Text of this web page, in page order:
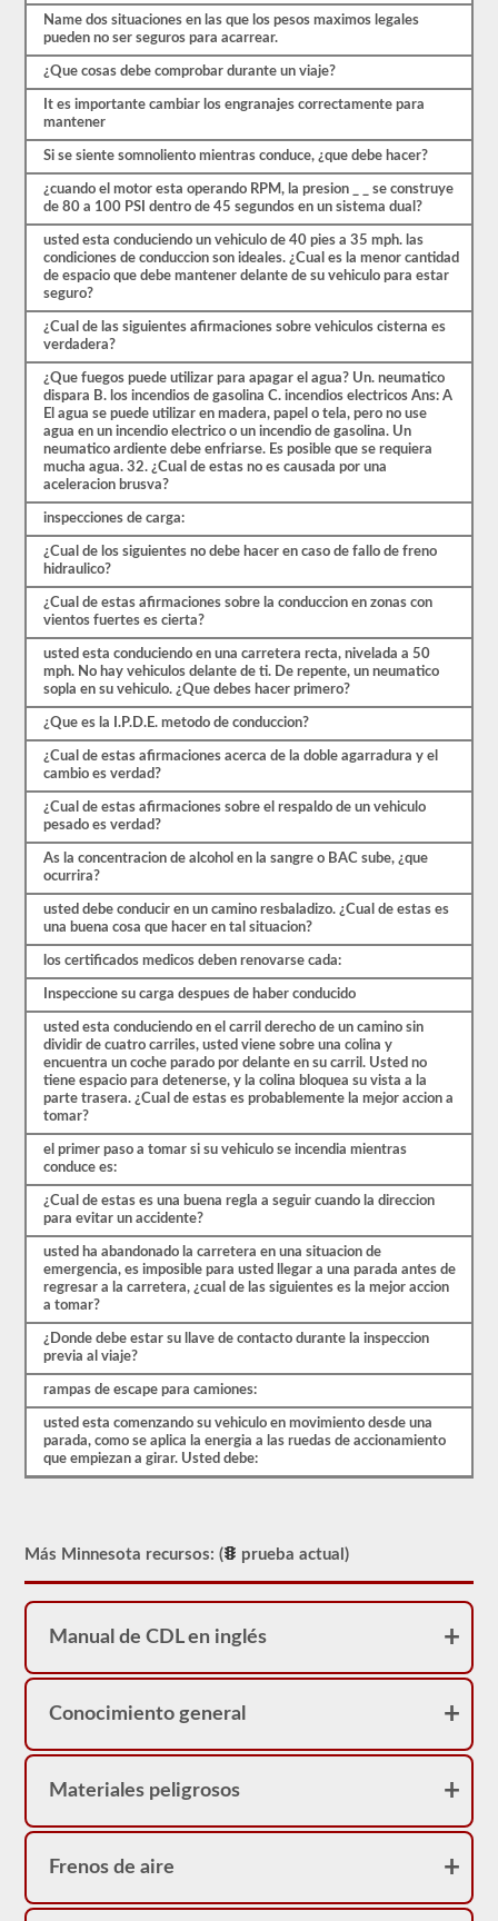
preguntas
con
que
encontrarás
y
hacen
que
pasar
sea
fácil.
Tenemos
400
preguntas
pertenecen
examen
Conocimiento
general
distribuidas
ocho
práctica
disponibles
forma
gratuita.
Asegúrate
de
realizar
todas
pruebas
tener
buen
conocimiento
material
antes
para
tomar
el
examen
real.
Name dos situaciones en las que los pesos maximos legales
pueden no ser seguros para acarrear.
¿Que cosas debe comprobar durante un viaje?
It es importante cambiar los engranajes correctamente para
mantener
Si se siente somnoliento mientras conduce, ¿que debe hacer?
¿cuando el motor esta operando RPM, la presion _ _ se construye
de 80 a 100 PSI dentro de 45 segundos en un sistema dual?
usted esta conduciendo un vehiculo de 40 pies a 35 mph. las
condiciones de conduccion son ideales. ¿Cual es la menor cantidad
de espacio que debe mantener delante de su vehiculo para estar
seguro?
¿Cual de las siguientes afirmaciones sobre vehiculos cisterna es
verdadera?
¿Que fuegos puede utilizar para apagar el agua? Un. neumatico
dispara B. los incendios de gasolina C. incendios electricos Ans: A
El agua se puede utilizar en madera, papel o tela, pero no use
agua en un incendio electrico o un incendio de gasolina. Un
neumatico ardiente debe enfriarse. Es posible que se requiera
mucha agua. 32. ¿Cual de estas no es causada por una
aceleracion brusva?
inspecciones de carga:
¿Cual de los siguientes no debe hacer en caso de fallo de freno
hidraulico?
¿Cual de estas afirmaciones sobre la conduccion en zonas con
vientos fuertes es cierta?
usted esta conduciendo en una carretera recta, nivelada a 50
mph. No hay vehiculos delante de ti. De repente, un neumatico
sopla en su vehiculo. ¿Que debes hacer primero?
¿Que es la I.P.D.E. metodo de conduccion?
¿Cual de estas afirmaciones acerca de la doble agarradura y el
cambio es verdad?
¿Cual de estas afirmaciones sobre el respaldo de un vehiculo
pesado es verdad?
As la concentracion de alcohol en la sangre o BAC sube, ¿que
ocurrira?
usted debe conducir en un camino resbaladizo. ¿Cual de estas es
una buena cosa que hacer en tal situacion?
los certificados medicos deben renovarse cada:
Inspeccione su carga despues de haber conducido
usted esta conduciendo en el carril derecho de un camino sin
dividir de cuatro carriles, usted viene sobre una colina y
encuentra un coche parado por delante en su carril. Usted no
tiene espacio para detenerse, y la colina bloquea su vista a la
parte trasera. ¿Cual de estas es probablemente la mejor accion a
tomar?
el primer paso a tomar si su vehiculo se incendia mientras
conduce es:
¿Cual de estas es una buena regla a seguir cuando la direccion
para evitar un accidente?
usted ha abandonado la carretera en una situacion de
emergencia, es imposible para usted llegar a una parada antes de
regresar a la carretera, ¿cual de las siguientes es la mejor accion
a tomar?
¿Donde debe estar su llave de contacto durante la inspeccion
previa al viaje?
rampas de escape para camiones:
usted esta comenzando su vehiculo en movimiento desde una
parada, como se aplica la energia a las ruedas de accionamiento
que empiezan a girar. Usted debe:
Más Minnesota recursos: ( prueba actual)
Manual de CDL en inglés
Conocimiento general
Materiales peligrosos
Frenos de aire